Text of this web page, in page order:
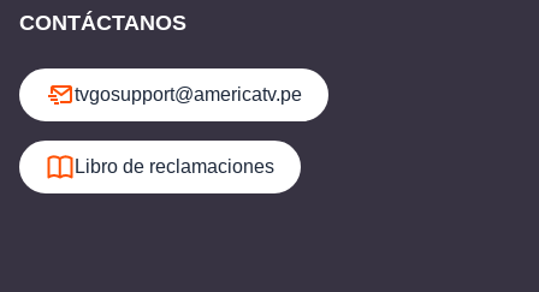
CONTÁCTANOS
tvgosupport@americatv.pe
Libro de reclamaciones